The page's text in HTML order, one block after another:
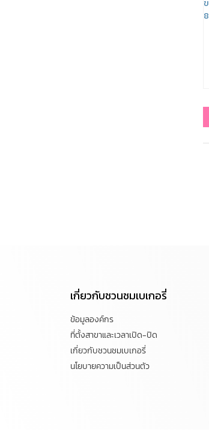
เกี่ยวกับชวนชมเบเกอรี่
ข้อมูลองค์กร
ที่ตั้งสาขาและเวลาเปิด-ปิด
เกี่ยวกับชวนชมเบเกอรี่
นโยบายความเป็นส่วนตัว